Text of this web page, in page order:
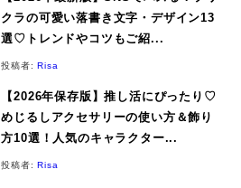
クラの可愛い落書き文字・デザイン13
選♡トレンドやコツもご紹...
投稿者:Risa
【2026年保存版】推し活にぴったり♡
めじるしアクセサリーの使い方＆飾り
方10選！人気のキャラクター...
投稿者:Risa